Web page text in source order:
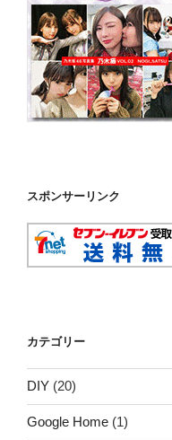
スポンサーリンク
カテゴリー
DIY (20)
Google Home (1)